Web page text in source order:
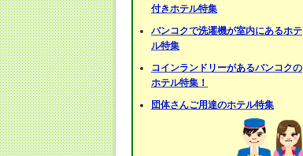
付きホテル特集
バンコクで洗濯機が室内にあるホテ
ル特集
コインランドリーがあるバンコクの
ホテル特集！
団体さんご用達のホテル特集